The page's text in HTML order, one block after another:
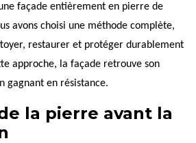
façade entièrement en pierre de
avons choisi une méthode complète,
restaurer et protéger durablement
approche, la façade retrouve son
gagnant en résistance.
la pierre avant la